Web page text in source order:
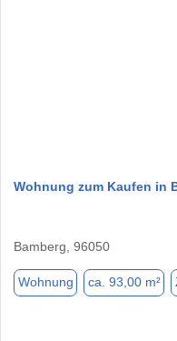
Wohnung zum Kaufen in
Bamberg, 96050
Wohnung ca. 93,00 m²